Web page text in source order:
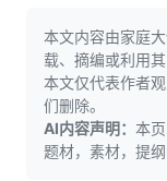
本文内容由家庭
载、摘编或利用
本文仅代表作者
们删除。
AI内容声明： 本
题材，素材，提